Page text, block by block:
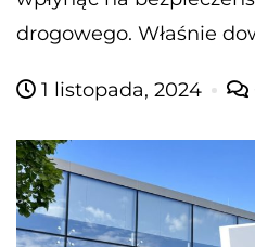
drogowego. Właśnie
1 listopada, 2024